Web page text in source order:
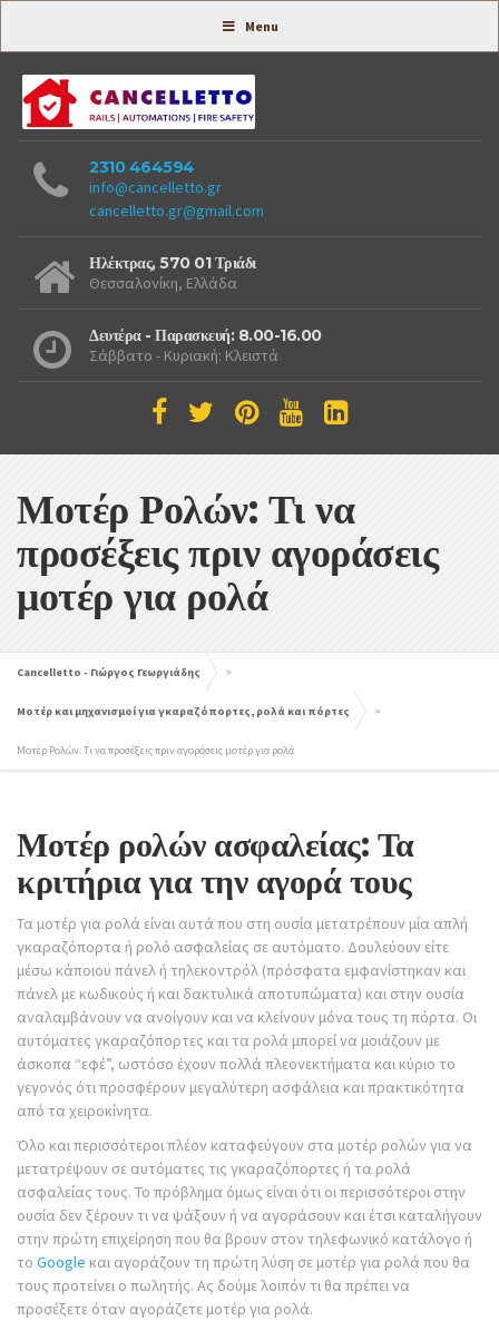
Συστήματα Ασφαλείας -
2310 464594
info@cancelletto.gr
cancelletto.gr@gmail.com
Ηλέκτρας, 570 01 Τριάδι
Θεσσαλονίκη, Ελλάδα
Δευτέρα - Παρασκευή: 8.00-16.00
Σάββατο - Κυριακή: Κλειστά
Μοτέρ Ρολών: Τι να
προσέξεις πριν αγοράσεις
μοτέρ για ρολά
Cancelletto - Γιώργος Γεωργιάδης >
Μοτέρ και μηχανισμοί για γκαραζόπορτες, ρολά και πόρτες >
Μοτέρ Ρολών: Τι να προσέξεις πριν αγοράσεις μοτέρ για ρολά
Μοτέρ ρολών ασφαλείας: Τα
κριτήρια για την αγορά τους
Τα μοτέρ για ρολά είναι αυτά που στη ουσία μετατρέπουν μία απλή
γκαραζόπορτα ή ρολό ασφαλείας σε αυτόματο. Δουλεύουν είτε
μέσω κάποιου πάνελ ή τηλεκοντρόλ (πρόσφατα εμφανίστηκαν και
πάνελ με κωδικούς ή και δακτυλικά αποτυπώματα) και στην ουσία
αναλαμβάνουν να ανοίγουν και να κλείνουν μόνα τους τη πόρτα. Οι
αυτόματες γκαραζόπορτες και τα ρολά μπορεί να μοιάζουν με
άσκοπα “εφέ”, ωστόσο έχουν πολλά πλεονεκτήματα και κύριο το
γεγονός ότι προσφέρουν μεγαλύτερη ασφάλεια και πρακτικότητα
από τα χειροκίνητα.
Όλο και περισσότεροι πλέον καταφεύγουν στα μοτέρ ρολών για να
μετατρέψουν σε αυτόματες τις γκαραζόπορτες ή τα ρολά
ασφαλείας τους. Το πρόβλημα όμως είναι ότι οι περισσότεροι στην
ουσία δεν ξέρουν τι να ψάξουν ή να αγοράσουν και έτσι καταλήγουν
στην πρώτη επιχείρηση που θα βρουν στον τηλεφωνικό κατάλογο ή
το Google και αγοράζουν τη πρώτη λύση σε μοτέρ για ρολά που θα
τους προτείνει ο πωλητής. Ας δούμε λοιπόν τι θα πρέπει να
προσέξετε όταν αγοράζετε μοτέρ για ρολά.
Menu